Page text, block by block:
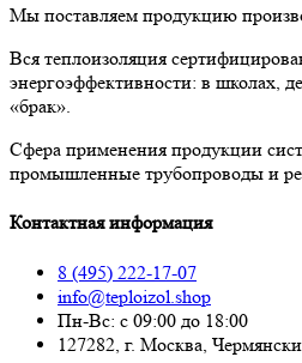
Мы поставляем продукцию
Вся теплоизоляция
энергоэффективности: в школах,
«брак».
Сфера применения продукции
промышленные трубопроводы и
Контактная информация
8 (495) 222-17-07
info@teploizol.shop
Пн-Вс: с 09:00 до 18:00
127282, г. Москва,